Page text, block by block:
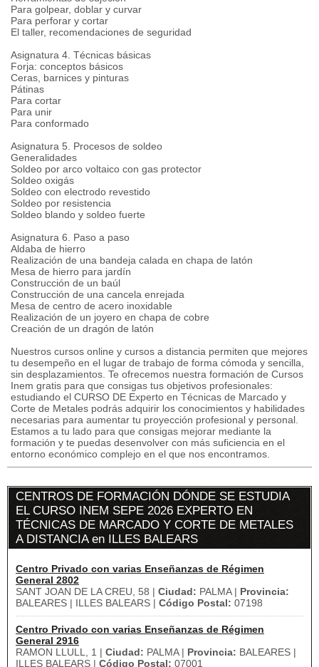
Para golpear, doblar y curvar
Para perforar y cortar
El taller, recomendaciones de seguridad
Asignatura 4. Técnicas básicas
Forja: conceptos básicos
Ceras, barnices y pinturas
Pátinas
Para cortar
Para unir
Para conformado
Asignatura 5. Procesos de soldeo
Generalidades
Soldeo por arco voltaico con gas protector
Soldeo oxigás
Soldeo con electrodo revestido
Soldeo por resistencia
Soldeo blando y soldeo fuerte
Asignatura 6. Paso a paso
Aldaba de hierro
Realización de una bandeja calada en chapa de latón
Mesa de hierro para jardín
Construcción de un baúl
Construcción de una cancela enrejada
Mesa de centro de acero inoxidable
Realización de un joyero en chapa de cobre
Creación de un dragón de latón
Nuestros cursos online y cursos a distancia permiten que mejores
tu desempeño en el lugar de trabajo de forma cómoda y sencilla,
sin desplazamientos. Te ofrecemos nuestra formación de Cursos
Inem gratis para que consigas tus objetivos profesionales:
estudiando el CURSO DE Experto en Técnicas de Marcado y
Corte de Metales podrás adquirir los conocimientos y habilidades
necesarias para aumentar tu proyección profesional y personal.
Estamos a tu lado para que consigas mejorar mediante la
formación y te puedas desenvolver con más suficiencia en el
entorno económico complejo en el que nos encontramos.
CENTROS DE FORMACIÓN DÓNDE SE ESTUDIA
EL CURSO INEM SEPE 2026 EXPERTO EN
TÉCNICAS DE MARCADO Y CORTE DE METALES
A DISTANCIA en ILLES BALEARS
Centro Privado con varias Enseñanzas de Régimen
General 2802
SANT JOAN DE LA CREU, 58 | Ciudad: PALMA | Provincia:
BALEARES | ILLES BALEARS | Código Postal: 07198
Centro Privado con varias Enseñanzas de Régimen
General 2916
RAMON LLULL, 1 | Ciudad: PALMA | Provincia: BALEARES |
ILLES BALEARS | Código Postal: 07001